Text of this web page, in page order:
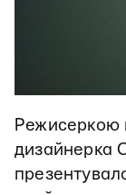
Режисеркою
дизайнерка